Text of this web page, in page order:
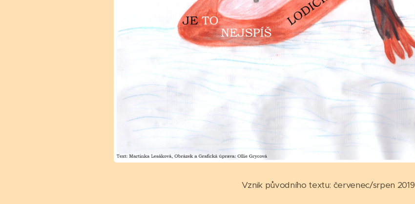
Vznik původního textu: červenec/srpen 2019